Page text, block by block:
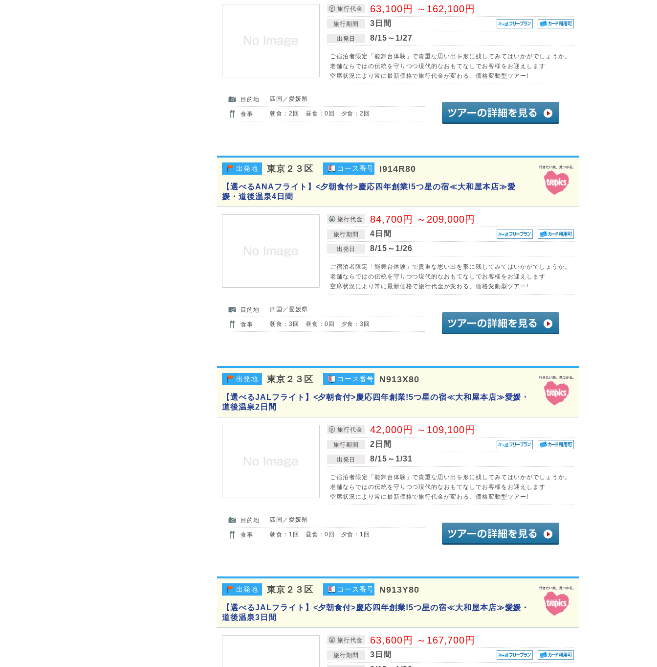
旅行代金 63,100円 ～162,100円
旅行期間 3日間
出発日 8/15～1/27
ご宿泊者限定「能舞台体験」で貴重な思い出を形に残してみてはいかがでしょうか。
老舗ならではの伝統を守りつつ現代的なおもてなしでお客様をお迎えします
空席状況により常に最新価格で旅行代金が変わる、価格変動型ツアー!
目的地 四国／愛媛県
食事 朝食：2回 昼食：0回 夕食：2回
出発地 東京２３区 コース番号 I914R80
【選べるANAフライト】<夕朝食付>慶応四年創業!5つ星の宿≪大和屋本店≫愛
媛・道後温泉4日間
旅行代金 84,700円 ～209,000円
旅行期間 4日間
出発日 8/15～1/26
ご宿泊者限定「能舞台体験」で貴重な思い出を形に残してみてはいかがでしょうか。
老舗ならではの伝統を守りつつ現代的なおもてなしでお客様をお迎えします
空席状況により常に最新価格で旅行代金が変わる、価格変動型ツアー!
目的地 四国／愛媛県
食事 朝食：3回 昼食：0回 夕食：3回
出発地 東京２３区 コース番号 N913X80
【選べるJALフライト】<夕朝食付>慶応四年創業!5つ星の宿≪大和屋本店≫愛媛・
道後温泉2日間
旅行代金 42,000円 ～109,100円
旅行期間 2日間
出発日 8/15～1/31
ご宿泊者限定「能舞台体験」で貴重な思い出を形に残してみてはいかがでしょうか。
老舗ならではの伝統を守りつつ現代的なおもてなしでお客様をお迎えします
空席状況により常に最新価格で旅行代金が変わる、価格変動型ツアー!
目的地 四国／愛媛県
食事 朝食：1回 昼食：0回 夕食：1回
出発地 東京２３区 コース番号 N913Y80
【選べるJALフライト】<夕朝食付>慶応四年創業!5つ星の宿≪大和屋本店≫愛媛・
道後温泉3日間
旅行代金 63,600円 ～167,700円
旅行期間 3日間